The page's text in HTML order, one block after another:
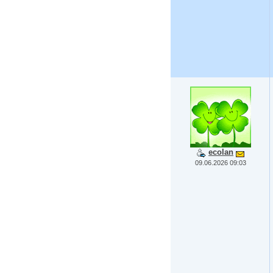
ecolan
09.06.2026 09:03